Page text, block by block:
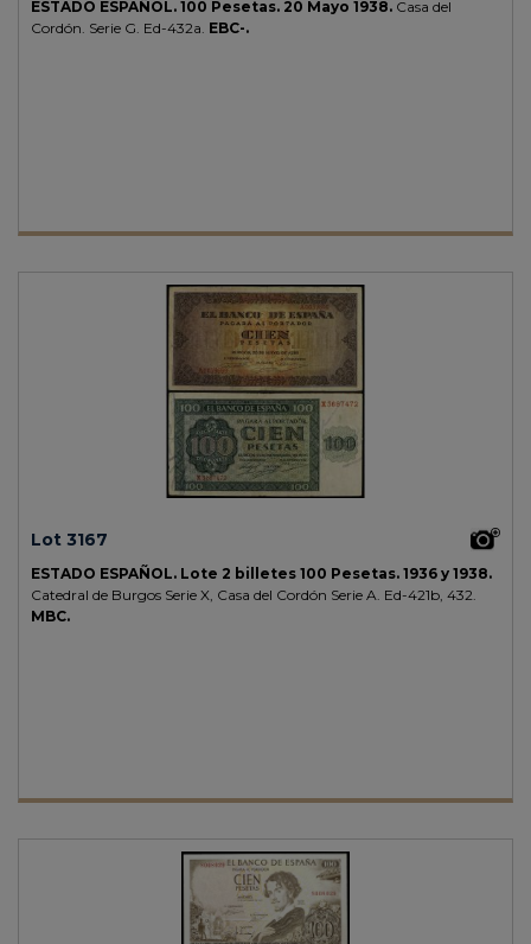
ESTADO ESPAÑOL. 100 Pesetas. 20 Mayo 1938. Casa del
Cordón. Serie G. Ed-432a. EBC-.
Lot 3167
ESTADO ESPAÑOL. Lote 2 billetes 100 Pesetas. 1936 y 1938.
Catedral de Burgos Serie X, Casa del Cordón Serie A. Ed-421b, 432.
MBC.